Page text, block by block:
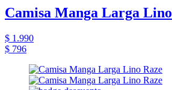
Camisa Manga Larga Lino
$ 1.990
$ 796